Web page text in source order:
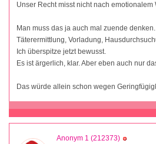
Unser Recht misst nicht nach emotionalem
Man muss das ja auch mal zuende
Täterermittlung, Vorladung,
Ich überspitze jetzt bewusst.
Es ist ärgerlich, klar. Aber eben auch nur
Das würde allein schon wegen
Anonym 1 (212373)